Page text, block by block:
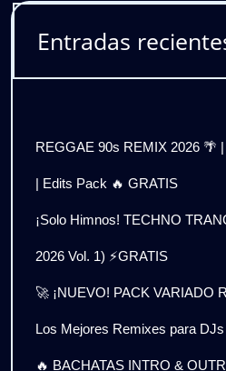
Entradas
REGGAE 90s REMIX 2026 🌴
| Edits Pack 🔥 GRATIS
¡Solo Himnos! TECHNO
2026 Vol. 1) ⚡GRATIS
🚀 ¡NUEVO! PACK VARIADO
Los Mejores Remixes para
🔥 BACHATAS INTRO &